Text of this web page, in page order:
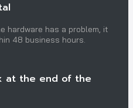
hardware has a problem, it
48 business hours.
at the end of the